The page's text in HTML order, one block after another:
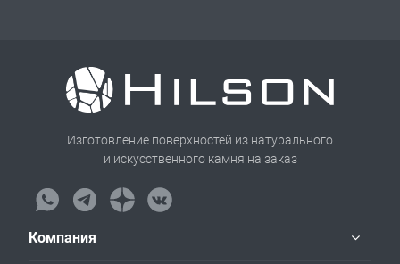
Изготовление поверхностей из натурального
и искусственного камня на заказ
Компания